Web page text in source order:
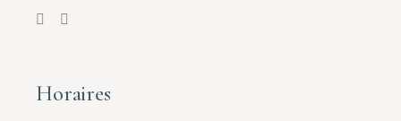
Horaires